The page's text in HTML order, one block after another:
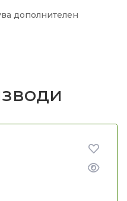
дополнителен